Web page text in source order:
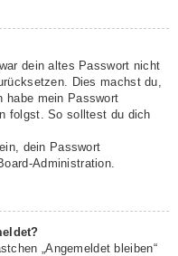
dein altes Passwort nicht
Dies machst du,
habe mein Passwort
folgst. So solltest du dich
dein Passwort
Administration.
„Angemeldet bleiben“